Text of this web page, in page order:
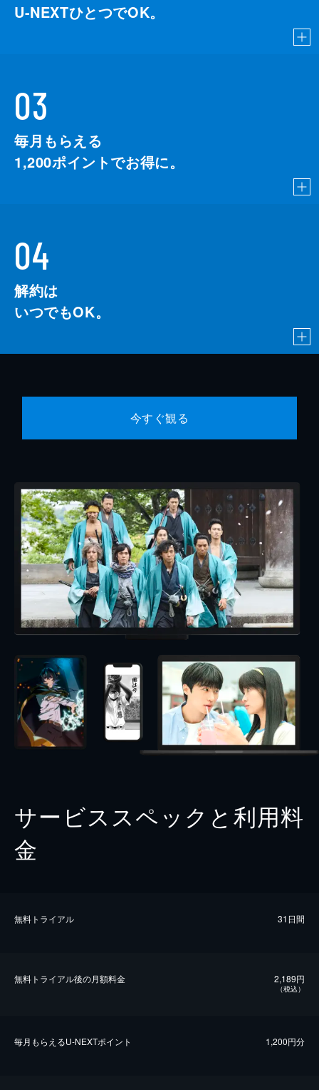
今回のテーマは体の酸化に次ぐブームといわ
れている“糖化”。老化の原因といわれ「その
バロメーター”という糖化の恐ろしい性質。
もちろん、対策もばっちりご紹介！ 専門家
大公開する。
45分
り」などの不調、もしかしたら体重のせいか
も？今スグ電卓でＢＭＩの計算を ▼健康な
康」だと思ったら…「ちょい太めが健康？」
の真実！痩せていることで糖尿病のリスク
増！要注意！エネルギー低回転型とは？ ▼
が変わる！筋肉と骨が喜ぶ前代未聞の１か月
高血圧、心筋梗塞、脳卒中、糖尿病、認知機
かる睡眠時無呼吸症リスク判定ワザ＆トリセ
ツ流チェックシート大公開！▼日本人に特に
多い、睡眠時無呼吸症の意外な原因とは？▼
松尾芭蕉もいびきに悩んでいた！？▼専門家
おススメいびき簡単セルフケア×２▼石原さ
とみ＆濱田マリ＆阿佐ヶ谷姉妹＆こがけん
45分
U-NEXTひとつでOK。
03
毎月もらえる
1,200ポイントでお得に。
04
解約は
いつでもOK。
今すぐ観る
サービススペックと利用料
金
無料トライアル 31日間
無料トライアル後の⽉額料金 2,189円
（税込）
毎⽉もらえるU-NEXTポイント 1,200円分